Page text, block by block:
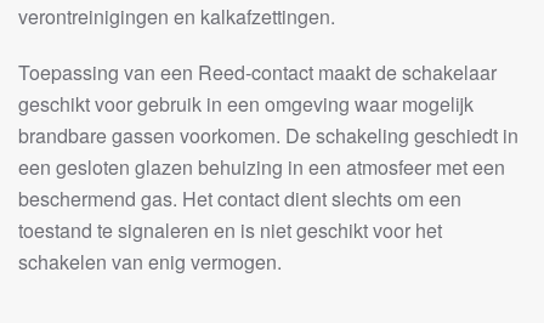
verontreinigingen en kalkafzettingen.
Toepassing van een Reed-contact maakt de schakelaar
geschikt voor gebruik in een omgeving waar mogelijk
brandbare gassen voorkomen. De schakeling geschiedt in
een gesloten glazen behuizing in een atmosfeer met een
beschermend gas. Het contact dient slechts om een
toestand te signaleren en is niet geschikt voor het
schakelen van enig vermogen.